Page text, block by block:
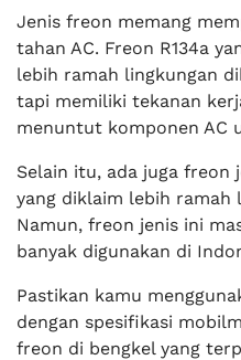
Jenis freon memang
tahan AC. Freon R134a
lebih ramah lingkungan
tapi memiliki tekanan
menuntut komponen AC
Selain itu, ada juga freon
yang diklaim lebih ramah
Namun, freon jenis ini
banyak digunakan di
Pastikan kamu
dengan spesifikasi
freon di bengkel yang